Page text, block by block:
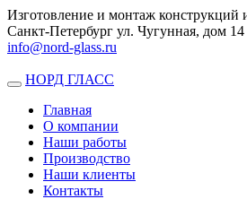
Изготовление и монтаж конструкций
Санкт-Петербург ул. Чугунная, дом 14
info@nord-glass.ru
Toggle
navigation
НОРД ГЛАСС
Главная
О компании
Наши работы
Производство
Наши клиенты
Контакты